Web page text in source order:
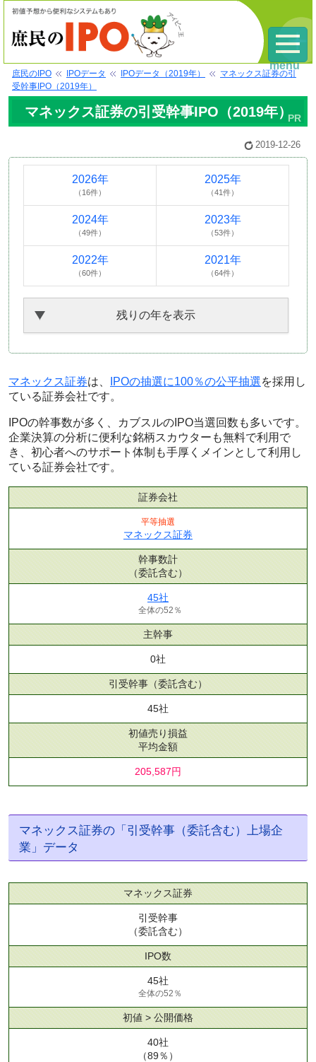
庶民のIPO IPOデータ IPOデータ（2019年）
マネックス証券の引
受幹事IPO（2019年）
マネックス証券の引受幹事IPO（2019年）
2019-12-26
2026年
（16件）
2025年
（41件）
2024年
（49件）
2023年
（53件）
2022年
（60件）
2021年
（64件）
残りの年を表示
マネックス証券は、 IPOの抽選に100％の公平抽選を採用し
ている証券会社です。
IPOの幹事数が多く、カブスルのIPO当選回数も多いです。
企業決算の分析に便利な銘柄スカウターも無料で利用で
き、初心者へのサポート体制も手厚くメインとして利用し
ている証券会社です。
証券会社
平等抽選
マネックス証券
幹事数計
（委託含む）
45社
全体の52％
主幹事
0社
引受幹事 （委託含む）
45社
初値売り損益
平均金額
205,587円
マネックス証券の「引受幹事（委託含む）上場企
業」データ
マネックス証券
引受幹事
（委託含む）
IPO数
45社
全体の52％
初値 > 公開価格
40社
（89％）
menu